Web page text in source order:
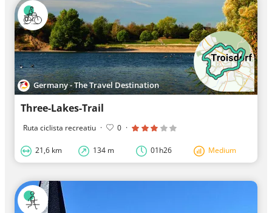
Germany - The Travel Destination
Three-Lakes-Trail
Ruta ciclista recreatiu · 0 ·
21,6 km 134 m 01h26 Medium